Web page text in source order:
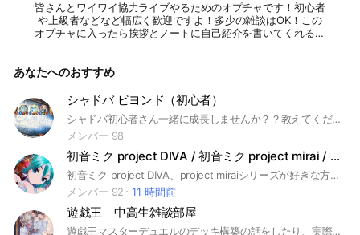
皆さんとワイワイ協力ライブやるためのオプチャです！初心者
や上級者などなど幅広く歓迎ですよ！多少の雑談はOK！この
オプチャに入ったら挨拶とノートに自己紹介を書いてくれると
あなたへのおすすめ
シャドバ ビヨンド（初心者）
シャドバ初心者さん一緒に成長しませんか？？教えてくださる優しき人も大歓迎です！参加されましたらアナウンスの確認とノートを参照いただけると助かります！
メンバー 98
初音ミク project DIVA / 初音ミク project mirai / ボカロ
初音ミク project DIVA、project miraiシリーズが好きな方集合！ゲームをやったことがない人でも大歓迎！ゲームについても、ボカロについても語りましょう！
メンバー 92
11 時間前
遊戯王 中高生雑談部屋
遊戯王マスターデュエルのデッキ構築の話をしたり、実際に対戦したりする部屋です。初心者でも大歓迎です。訳もなく参加するのはご遠慮ください。即抜け禁止です。#遊戯王#遊戯王マスターデュエル#カードゲーム#遊戯王マスターデュエル中高生#デュエマ#遊戯王マスターデュエル中学生#遊戯王マスターデュエル高校生#遊戯王中学生#遊戯王高校生#遊戯王中高生